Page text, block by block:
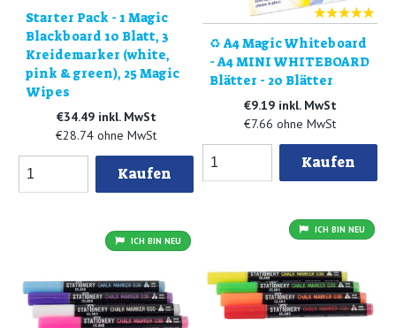
♻️ A4 Magic Whiteboard
- A4 MINI WHITEBOARD
Blätter - 20 Blätter
€9.19 inkl. MwSt
€7.66 ohne MwSt
Kaufen
Starter Pack - 1 Magic
Blackboard 10 Blatt, 3
Kreidemarker (white,
pink & green), 25 Magic
Wipes
€34.49 inkl. MwSt
€28.74 ohne MwSt
Kaufen
ICH BIN NEU
ICH BIN NEU